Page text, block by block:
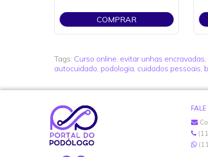
COMPRAR
Tags: Curso online evitar unhas encravadas
autocuidado podologia cuidados pessoais